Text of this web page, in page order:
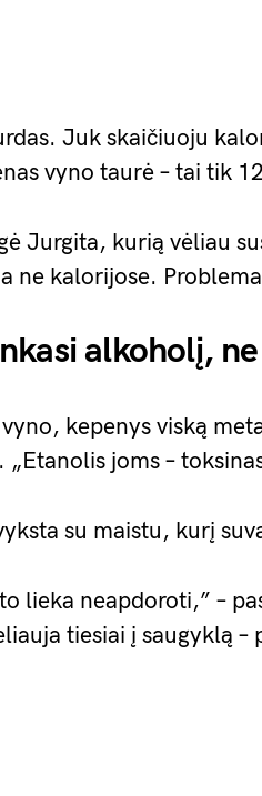
Juk skaičiuoju
vyno taurė – tai tik
Jurgita, kurią vėliau
ne kalorijose.
alkoholį,
kepenys viską
„Etanolis joms –
su maistu, kurį
lieka neapdoroti,” –
tiesiai į saugyklą –